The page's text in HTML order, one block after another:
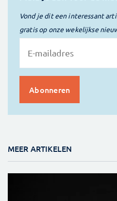
Vond je dit een interessant
gratis op onze wekelijkse
MEER ARTIKELEN